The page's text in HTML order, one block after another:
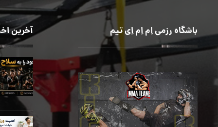
باشگاه رزمی اِم اِم اِی تیم آخرین